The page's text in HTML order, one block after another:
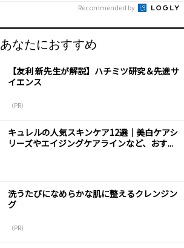
Recommended by
あなたにおすすめ
【友利 新先生が解説】ハチミツ研究＆先進サ
イエンス
（PR）
キュレルの人気スキンケア12選｜美白ケアシ
リーズやエイジングケアラインなど、おす...
洗うたびになめらかな肌に整えるクレンジン
グ
（PR）